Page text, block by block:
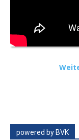
powered by BVK